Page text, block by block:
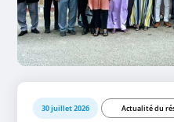
30 juillet 2026 Actualité du